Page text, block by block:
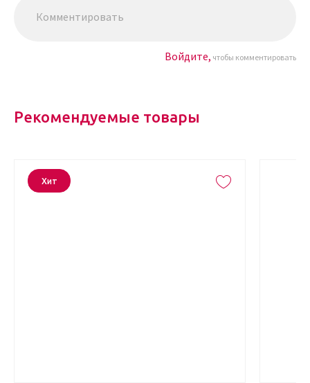
Войдите, чтобы комментировать
Рекомендуемые товары
Хит